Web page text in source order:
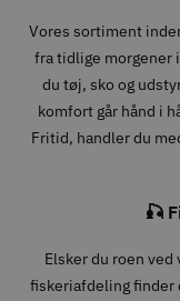
Vores sortiment
fra tidlige morgener
du tøj, sko og
komfort går hånd i
Fritid, handler du
🎣
Elsker du roen
fiskeriafdeling finder